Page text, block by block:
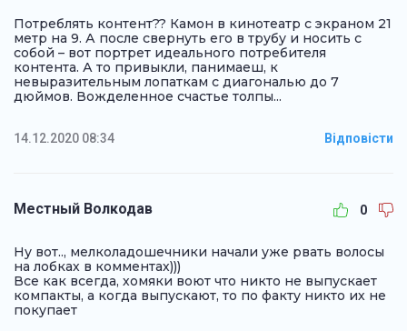
Потреблять контент?? Камон в кинотеатр с экраном 21
метр на 9. А после свернуть его в трубу и носить с
собой – вот портрет идеального потребителя
контента. А то привыкли, панимаеш, к
невыразительным лопаткам с диагональю до 7
дюймов. Вожделенное счастье толпы...
14.12.2020 08:34 Відповісти
Местный Волкодав 0
Ну вот.., мелколадошечники начали уже рвать волосы
на лобках в комментах)))
Все как всегда, хомяки воют что никто не выпускает
компакты, а когда выпускают, то по факту никто их не
покупает